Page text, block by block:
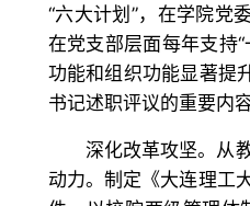
“六大计划”，在学院党
在党支部层面每年支持
功能和组织功能显著提
书记述职评议的重要内
深化改革攻坚。从
动力。制定《大连理工